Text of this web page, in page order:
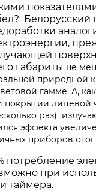
Белорусский
габариты не
природной
гамме. А,
лицевой
раз)
эффекта
приборов
потребление
при
таймера.